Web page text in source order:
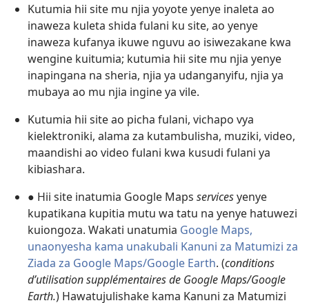
Kutumia hii site mu njia yoyote yenye inaleta ao
inaweza kuleta shida fulani ku site, ao yenye
inaweza kufanya ikuwe nguvu ao isiwezakane kwa
wengine kuitumia; kutumia hii site mu njia yenye
inapingana na sheria, njia ya udanganyifu, njia ya
mubaya ao mu njia ingine ya vile.
Kutumia hii site ao picha fulani, vichapo vya
kielektroniki, alama za kutambulisha, muziki, video,
maandishi ao video fulani kwa kusudi fulani ya
kibiashara.
● Hii site inatumia Google Maps servicesyenye
kupatikana kupitia mutu wa tatu na yenye hatuwezi
kuiongoza. Wakati unatumia Google Maps,
unaonyesha kama unakubali Kanuni za Matumizi za
Ziada za Google Maps/Google Earth. (conditions
dʼutilisation supplémentaires de Google Maps/Google
Earth.) Hawatujulishake kama Kanuni za Matumizi